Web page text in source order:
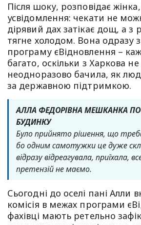
Після шоку, розповідає
усвідомлення: чекати не
дірявий дах затікає дощ, а з
тягне холодом. Вона одразу
програму єВідновлення –
багато, оскільки з Харкова
неодноразово бачила, як
за державною підтримкою.
АЛЛА ФЕДОРІВНА МЕШКАНКА
БУДИНКУ
Було прийнято рішення, що
бо одним самотужки це дуже
відразу відреагувала, приїхала,
претензій не маємо.
Сьогодні до оселі пані Алли
комісія в межах програми
фахівці мають ретельно